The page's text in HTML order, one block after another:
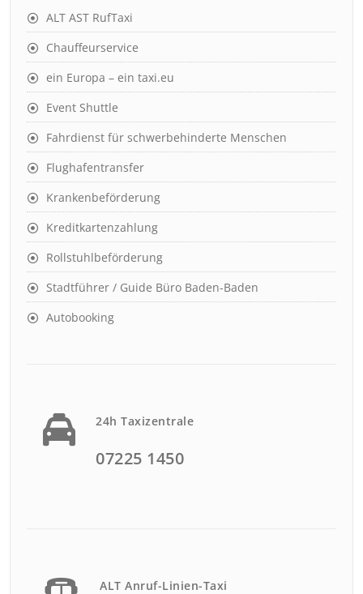
ALT AST RufTaxi
Chauffeurservice
ein Europa – ein taxi.eu
Event Shuttle
Fahrdienst für schwerbehinderte Menschen
Flughafentransfer
Krankenbeförderung
Kreditkartenzahlung
Rollstuhlbeförderung
Stadtführer / Guide Büro Baden-Baden
Autobooking
24h Taxizentrale
07225 1450
ALT Anruf-Linien-Taxi